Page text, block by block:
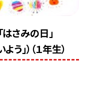
はさみの日」
う」）（１年生）